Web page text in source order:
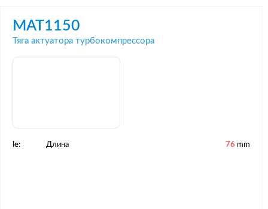
MAT1150
Тяга актуатора турбокомпрессора
le: Длина 76 mm